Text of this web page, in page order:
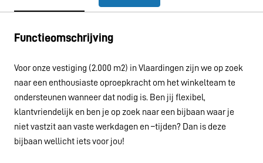
Functieomschrijving
Voor onze vestiging (2.000 m2) in Vlaardingen zijn we op zoek
naar een enthousiaste oproepkracht om het winkelteam te
ondersteunen wanneer dat nodig is. Ben jij flexibel,
klantvriendelijk en ben je op zoek naar een bijbaan waar je
niet vastzit aan vaste werkdagen en –tijden? Dan is deze
bijbaan wellicht iets voor jou!